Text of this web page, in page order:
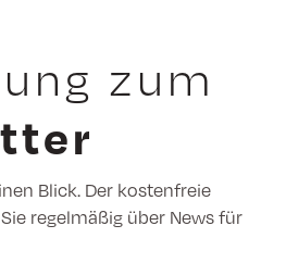
zum
Blick. Der kostenfreie
regelmäßig über News für